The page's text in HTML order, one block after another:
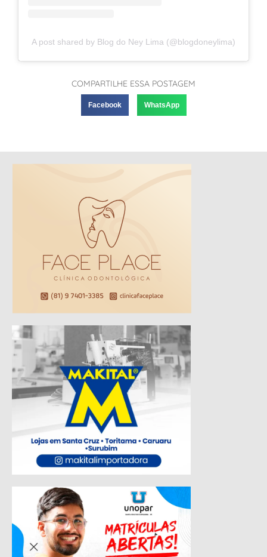
A post shared by Blog do Ney Lima (@blogdoneylima)
COMPARTILHE ESSA POSTAGEM
Facebook WhatsApp